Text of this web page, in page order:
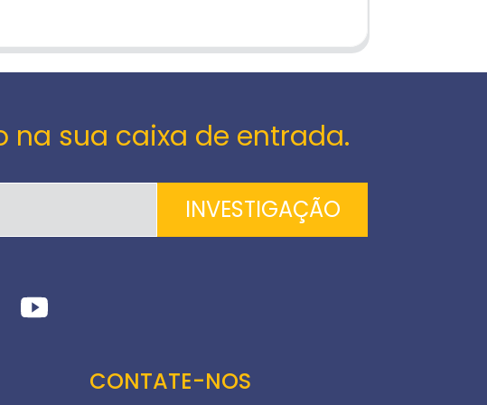
na sua caixa de entrada.
INVESTIGAÇÃO
CONTATE-NOS